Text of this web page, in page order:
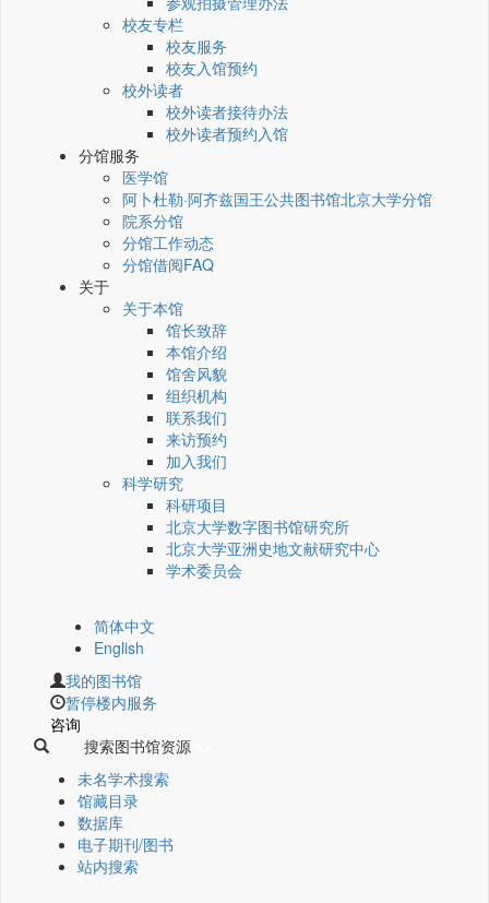
校友专栏
校友服务
校友入馆预约
校外读者
校外读者接待办法
校外读者预约入馆
分馆服务
医学馆
阿卜杜勒·阿齐兹国王公共图书馆北京大学分馆
院系分馆
分馆工作动态
分馆借阅FAQ
关于
关于本馆
馆长致辞
本馆介绍
馆舍风貌
组织机构
联系我们
来访预约
加入我们
科学研究
科研项目
北京大学数字图书馆研究所
北京大学亚洲史地文献研究中心
学术委员会
简体中文
English
我的图书馆
暂停楼内服务
咨询
搜索图书馆资源
未名学术搜索
馆藏目录
数据库
电子期刊/图书
站内搜索